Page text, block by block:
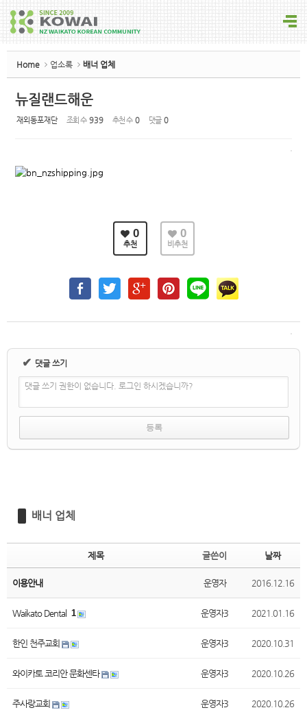
Home 업소록 배너 업체
뉴질랜드해운
재외동포재단 조회 수 939 추천 수 0 댓글 0
0
추천
0
비추천
✔ 댓글 쓰기
댓글 쓰기 권한이 없습니다. 로그인 하시겠습니까?
배너 업체
제목 글쓴이 날짜
이용안내 운영자 2016.12.16
Waikato Dental 1 운영자3 2021.01.16
한인 천주교회 운영자3 2020.10.31
와이카토 코리안 문화센타 운영자3 2020.10.26
주사랑교회 운영자3 2020.10.26
Sketchbook5, 스케치북5